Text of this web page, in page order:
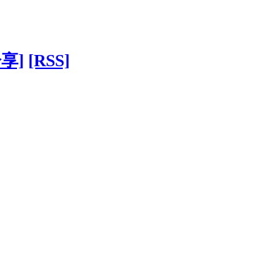
] [RSS]